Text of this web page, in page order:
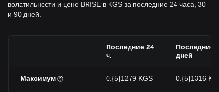
волатильности и цене BRISE в KGS за последние 24 часа, 30
и 90 дней.
Последние 24
ч.
Последние
дней
Максимум 0.{5}1279 KGS 0.{5}1316